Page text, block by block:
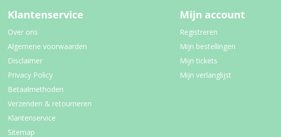
Klantenservice
Over ons
Algemene voorwaarden
Disclaimer
Privacy Policy
Betaalmethoden
Verzenden & retourneren
Klantenservice
Sitemap
Mijn account
Registreren
Mijn bestellingen
Mijn tickets
Mijn verlanglijst